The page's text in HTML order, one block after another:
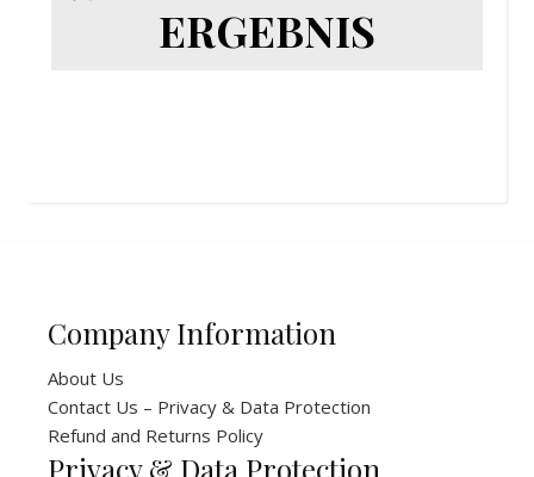
ERGEBNIS
Company Information
About Us
Contact Us – Privacy & Data Protection
Refund and Returns Policy
Privacy & Data Protection